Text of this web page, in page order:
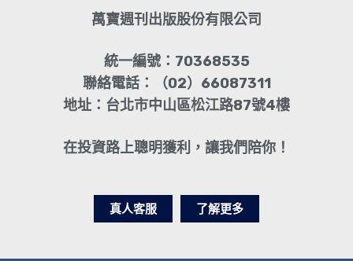
萬寶週刊出版股份有限公司
統一編號：70368535
聯絡電話：（02）66087311
地址：台北市中山區松江路87號4樓
在投資路上聰明獲利，讓我們陪你！
真人客服 了解更多